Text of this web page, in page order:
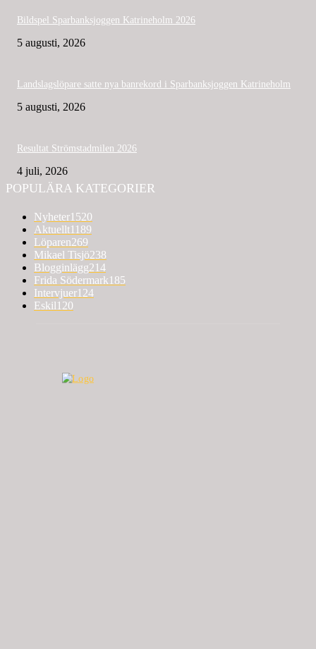
Bildspel Sparbanksjoggen Katrineholm 2026
5 augusti, 2026
Landslagslöpare satte nya banrekord i Sparbanksjoggen Katrineholm
5 augusti, 2026
Resultat Strömstadmilen 2026
4 juli, 2026
POPULÄRA KATEGORIER
Nyheter1520
Aktuellt1189
Löparen269
Mikael Tisjö238
Blogginlägg214
Frida Södermark185
Intervjuer124
Eskil120